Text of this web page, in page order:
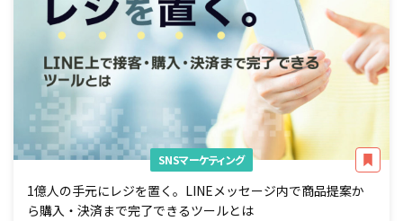
SNSマーケティング
1億人の手元にレジを置く。LINEメッセージ内で商品提案か
ら購入・決済まで完了できるツールとは